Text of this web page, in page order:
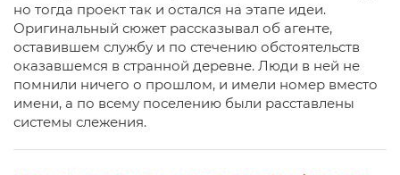
но тогда проект так и остался на этапе идеи.
Оригинальный сюжет рассказывал об агенте,
оставившем службу и по стечению обстоятельств
оказавшемся в странной деревне. Люди в ней не
помнили ничего о прошлом, и имели номер вместо
имени, а по всему поселению были расставлены
системы слежения.